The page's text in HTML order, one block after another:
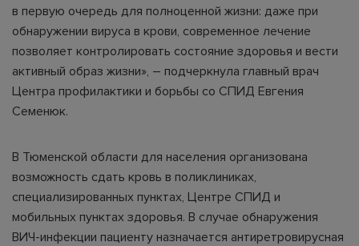
в первую очередь для полноценной жизни: даже при
обнаружении вируса в крови, современное лечение
позволяет контролировать состояние здоровья и вести
активный образ жизни», – подчеркнула главный врач
Центра профилактики и борьбы со СПИД Евгения
Семенюк.
В Тюменской области для населения организована
возможность сдать кровь в поликлиниках,
специализированных пунктах, Центре СПИД и
мобильных пунктах здоровья. В случае обнаружения
ВИЧ-инфекции пациенту назначается антиретровирусная